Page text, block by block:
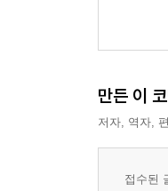
만든 이
저자, 역자,
접수된